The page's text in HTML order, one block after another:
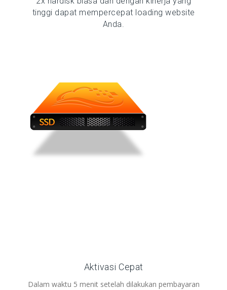
tinggi dapat mempercepat loading website
Anda.
Aktivasi Cepat
Dalam waktu 5 menit setelah dilakukan pembayaran